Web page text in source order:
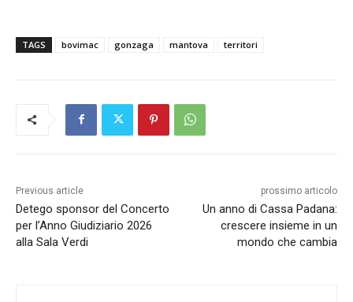
TAGS bovimac gonzaga mantova territori
Previous article
Detego sponsor del Concerto
per l’Anno Giudiziario 2026
alla Sala Verdi
prossimo articolo
Un anno di Cassa Padana:
crescere insieme in un
mondo che cambia